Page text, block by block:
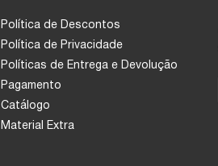
Política de Descontos
Política de Privacidade
Políticas de Entrega e Devolução
Pagamento
Catálogo
Material Extra